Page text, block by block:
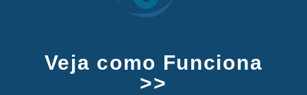
Veja como Funciona
>>